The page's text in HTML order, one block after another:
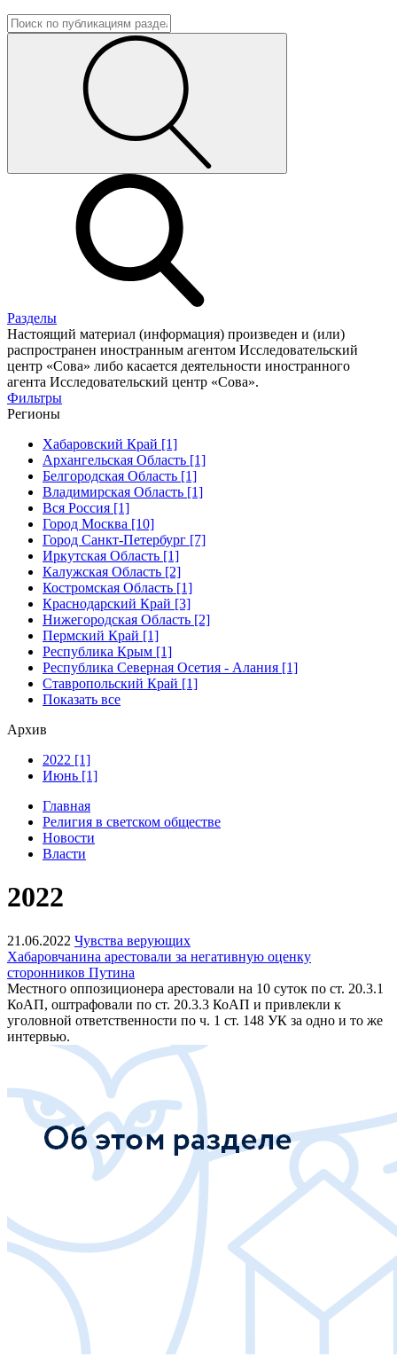
Разделы
Настоящий материал (информация) произведен и (или)
распространен иностранным агентом Исследовательский
центр «Сова» либо касается деятельности иностранного
агента Исследовательский центр «Сова».
Фильтры
Регионы
Хабаровский Край [1]
Архангельская Область [1]
Белгородская Область [1]
Владимирская Область [1]
Вся Россия [1]
Город Москва [10]
Город Санкт-Петербург [7]
Иркутская Область [1]
Калужская Область [2]
Костромская Область [1]
Краснодарский Край [3]
Нижегородская Область [2]
Пермский Край [1]
Республика Крым [1]
Республика Северная Осетия - Алания [1]
Ставропольский Край [1]
Показать все
Архив
2022 [1]
Июнь [1]
Главная
Религия в светском обществе
Новости
Власти
2022
21.06.2022 Чувства верующих
Хабаровчанина арестовали за негативную оценку
сторонников Путина
Местного оппозиционера арестовали на 10 суток по ст. 20.3.1
КоАП, оштрафовали по ст. 20.3.3 КоАП и привлекли к
уголовной ответственности по ч. 1 ст. 148 УК за одно и то же
интервью.